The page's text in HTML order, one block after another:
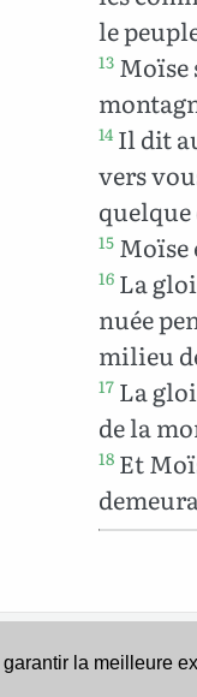
la meilleure
le
13 Moïse
14 Il dit
vers
15 Moïse
16 La
nuée
milieu
17 La
de la
18 Et